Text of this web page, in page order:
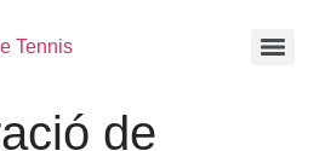
de